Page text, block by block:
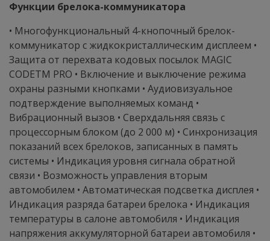
Функции брелока-коммуникатора
• Многофункциональный 4-кнопочный брелок-
коммуникатор с жидкокристаллическим дисплеем •
Защита от перехвата кодовых посылок MAGIC
CODETM PRO • Включение и выключение режима
охраны разными кнопками • Аудиовизуальное
подтверждение выполняемых команд •
Вибрационный вызов • Сверхдальняя связь с
процессорным блоком (до 2 000 м) • Синхронизация
показаний всех брелоков, записанных в память
системы • Индикация уровня сигнала обратной
связи • Возможность управления вторым
автомобилем • Автоматическая подсветка дисплея •
Индикация разряда батареи брелока • Индикация
температуры в салоне автомобиля • Индикация
напряжения аккумуляторной батареи автомобиля •